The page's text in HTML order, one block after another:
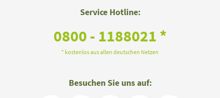
Service Hotline:
0800 - 1188021 *
* kostenlos aus allen deutschen Netzen
Besuchen Sie uns auf: